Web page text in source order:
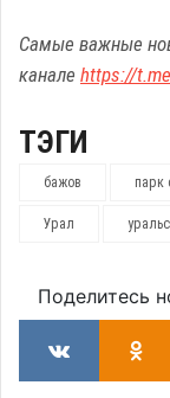
Самые важные
канале https://
ТЭГИ
бажов парк
Урал
Поделитесь